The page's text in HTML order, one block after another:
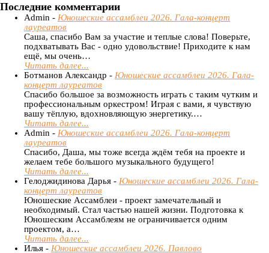
Последние комментарии
Admin - Юношеские ассамблеи 2026. Гала-концерт
лауреатов
Саша, спасибо Вам за участие и теплые слова! Поверьте,
подхватывать Вас - одно удовольствие! Приходите к нам
ещё, мы очень…
Читать далее...
Ботманов Александр - Юношеские ассамблеи 2026. Гала-
концерт лауреатов
Спасибо большое за возможность играть с таким чутким и
профессиональным оркестром! Играя с вами, я чувствую
вашу тёплую, вдохновляющую энергетику.…
Читать далее...
Admin - Юношеские ассамблеи 2026. Гала-концерт
лауреатов
Спасибо, Даша, мы тоже всегда ждём тебя на проекте и
желаем тебе большого музыкального будущего!
Читать далее...
Гелоджидинова Дарья - Юношеские ассамблеи 2026. Гала-
концерт лауреатов
Юношеские Ассамблеи - проект замечательный и
необходимый. Стал частью нашей жизни. Подготовка к
Юношеским Ассамблеям не ограничивается одним
проектом, а…
Читать далее...
Илья - Юношеские ассамблеи 2026. Павлово